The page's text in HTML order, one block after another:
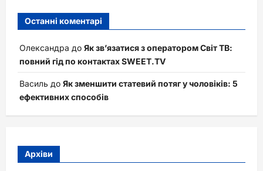
Останні коментарі
Олександра до Як зв’язатися з оператором Світ ТВ:
повний гід по контактах SWEET.TV
Василь до Як зменшити статевий потяг у чоловіків: 5
ефективних способів
Архіви